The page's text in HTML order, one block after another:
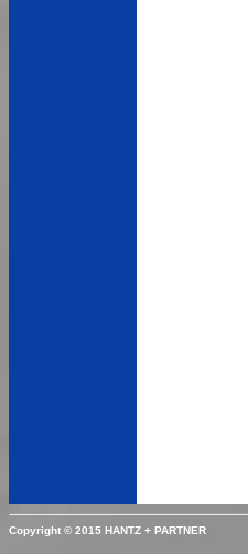
Copyright © 2015 HANTZ + PARTNER